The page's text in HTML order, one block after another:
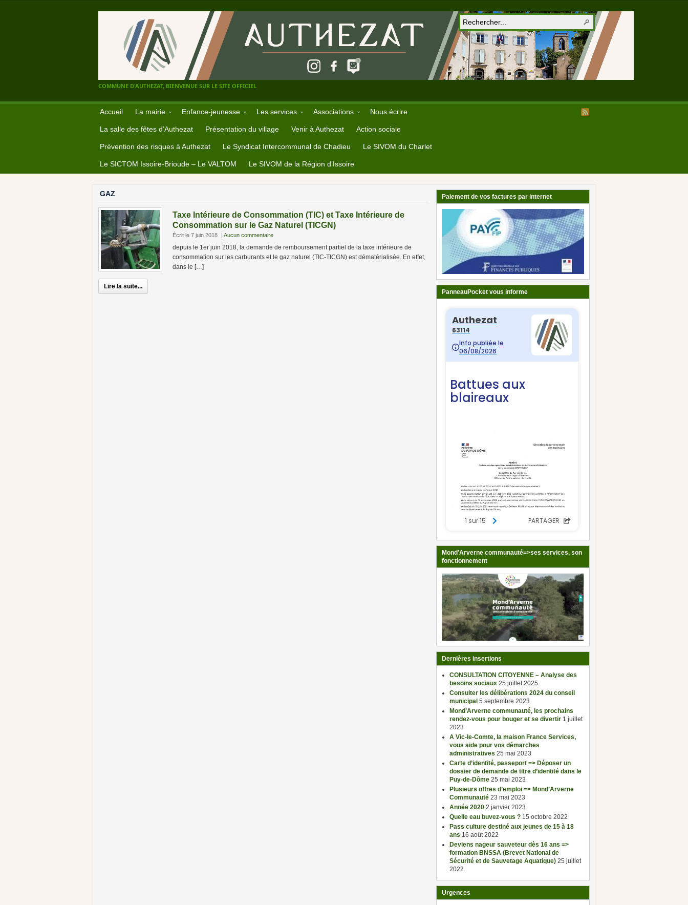
COMMUNE D'AUTHEZAT, BIENVENUE SUR LE SITE OFFICIEL
Accueil La mairie Enfance-jeunesse Les services Associations Nous écrire
La salle des fêtes d’Authezat Présentation du village Venir à Authezat Action sociale
Prévention des risques à Authezat Le Syndicat Intercommunal de Chadieu Le SIVOM du Charlet
Le SICTOM Issoire-Brioude – Le VALTOM Le SIVOM de la Région d’Issoire
GAZ
Taxe Intérieure de Consommation (TIC) et Taxe Intérieure de
Consommation sur le Gaz Naturel (TICGN)
Écrit le 7 juin 2018 | Aucun commentaire
depuis le 1er juin 2018, la demande de remboursement partiel de la taxe intérieure de
consommation sur les carburants et le gaz naturel (TIC-TICGN) est dématérialisée. En effet,
dans le […]
Lire la suite...
Paiement de vos factures par internet
PanneauPocket vous informe
Mond’Arverne communauté=>ses services, son
fonctionnement
Dernières insertions
CONSULTATION CITOYENNE – Analyse des
besoins sociaux 25 juillet 2025
Consulter les délibérations 2024 du conseil
municipal 5 septembre 2023
Mond’Arverne communauté, les prochains
rendez-vous pour bouger et se divertir 1 juillet
2023
A Vic-le-Comte, la maison France Services,
vous aide pour vos démarches
administratives 25 mai 2023
Carte d’identité, passeport => Déposer un
dossier de demande de titre d’identité dans le
Puy-de-Dôme 25 mai 2023
Plusieurs offres d’emploi => Mond’Arverne
Communauté 23 mai 2023
Année 2020 2 janvier 2023
Quelle eau buvez-vous ? 15 octobre 2022
Pass culture destiné aux jeunes de 15 à 18
ans 16 août 2022
Deviens nageur sauveteur dès 16 ans =>
formation BNSSA (Brevet National de
Sécurité et de Sauvetage Aquatique) 25 juillet
2022
Urgences